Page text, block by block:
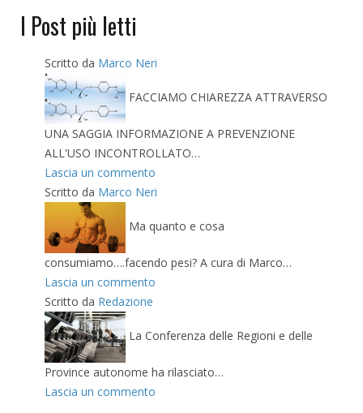
I Post più letti
Scritto da Marco Neri
FACCIAMO CHIAREZZA ATTRAVERSO
UNA SAGGIA INFORMAZIONE A PREVENZIONE
ALL'USO INCONTROLLATO…
Lascia un commento
Scritto da Marco Neri
Ma quanto e cosa
consumiamo….facendo pesi? A cura di Marco…
Lascia un commento
Scritto da Redazione
La Conferenza delle Regioni e delle
Province autonome ha rilasciato…
Lascia un commento